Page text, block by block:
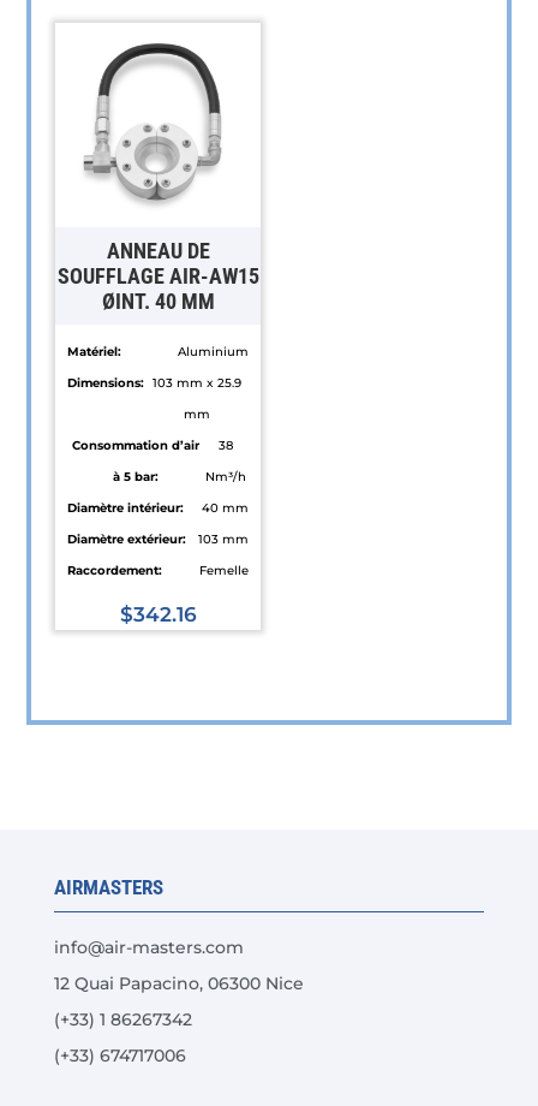
produit
a
plusieurs
variations.
Les
options
peuvent
être
choisies
sur
page
du
produit
ANNEAU DE
SOUFFLAGE AIR-AW15
ØINT. 40 MM
Matériel:
Aluminium
Dimensions: 103 mm x 25.9
mm
Consommation d’air
à 5 bar:
38
Nm³/h
Diamètre intérieur:
40 mm
Diamètre extérieur:
103 mm
Raccordement:
Femelle
$342.16
être
sur
la
page
du
AIRMASTERS
info@air-masters.com
12 Quai Papacino, 06300 Nice
(+33) 1 86267342
(+33) 674717006